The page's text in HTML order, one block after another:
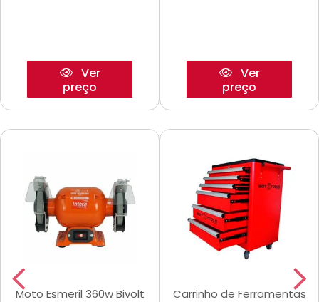
Ver
preço
Ver
preço
Moto Esmeril 360w Bivolt
Carrinho de Ferramentas